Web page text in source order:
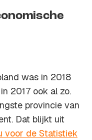
was in 2018
2017 ook al zo.
provincie van
Dat blijkt uit
voor de Statistiek